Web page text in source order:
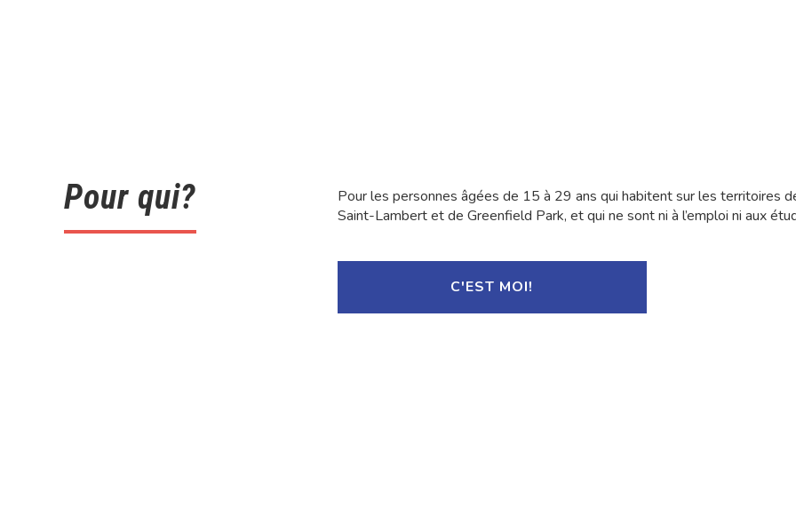
Pour qui?
Pour les personnes âgées de 15 à 29 ans qui habitent sur les territoires
Saint-Lambert et de Greenfield Park, et qui ne sont ni à l’emploi ni aux
C'EST MOI!